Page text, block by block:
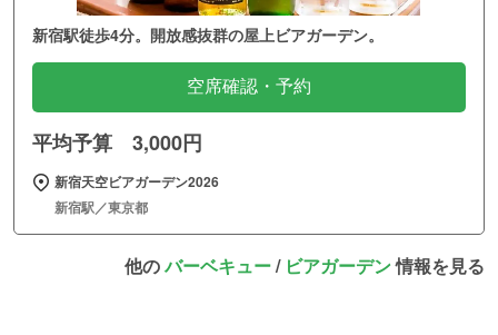
新宿駅徒歩4分。開放感抜群の屋上ビアガーデン。
空席確認・予約
平均予算 3,000円
新宿天空ビアガーデン2026
新宿駅／東京都
他のバーベキュー/ ビアガーデン情報を見る